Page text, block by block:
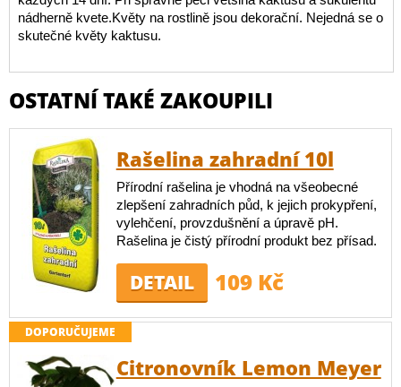
nádherně kvete.Květy na rostlině jsou dekorační. Nejedná se o
skutečné květy kaktusu.
OSTATNÍ TAKÉ ZAKOUPILI
Rašelina zahradní 10l
Přírodní rašelina je vhodná na všeobecné
zlepšení zahradních půd, k jejich prokypření,
vylehčení, provzdušnění a úpravě pH.
Rašelina je čistý přírodní produkt bez přísad.
DETAIL 109 Kč
DOPORUČUJEME
Citronovník Lemon Meyer